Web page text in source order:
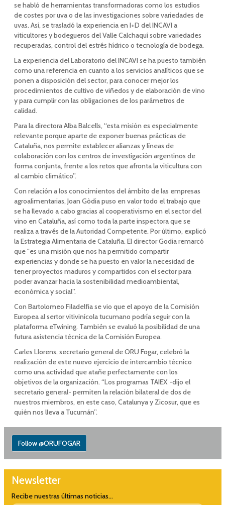
se habló de herramientas transformadoras como los estudios
de costes por uva o de las investigaciones sobre variedades de
uvas. Así, se trasladó la experiencia en I+D del INCAVI a
viticultores y bodegueros del Valle Calchaquí sobre variedades
recuperadas, control del estrés hídrico o tecnología de bodega.
La experiencia del Laboratorio del INCAVI se ha puesto también
como una referencia en cuanto a los servicios analíticos que se
ponen a disposición del sector, para conocer mejor los
procedimientos de cultivo de viñedos y de elaboración de vino
y para cumplir con las obligaciones de los parámetros de
calidad.
Para la directora Alba Balcells, “esta misión es especialmente
relevante porque aparte de exponer buenas prácticas de
Cataluña, nos permite establecer alianzas y líneas de
colaboración con los centros de investigación argentinos de
forma conjunta, frente a los retos que afronta la viticultura con
al cambio climático”.
Con relación a los conocimientos del ámbito de las empresas
agroalimentarias, Joan Gòdia puso en valor todo el trabajo que
se ha llevado a cabo gracias al cooperativismo en el sector del
vino en Cataluña, así como toda la parte inspectora que se
realiza a través de la Autoridad Competente. Por último, explicó
la Estrategia Alimentaria de Cataluña. El director Godia remarcó
que "es una misión que nos ha permitido compartir
experiencias y donde se ha puesto en valor la necesidad de
tener proyectos maduros y compartidos con el sector para
poder avanzar hacia la sostenibilidad medioambiental,
económica y social”.
Con Bartolomeo Filadelfia se vio que el apoyo de la Comisión
Europea al sertor vitivinícola tucumano podría seguir con la
plataforma eTwining. También se evaluó la posibilidad de una
futura asistencia técnica de la Comisión Europea.
Carles Llorens, secretario general de ORU Fogar, celebró la
realización de este nuevo ejercicio de intercambio técnico
como una actividad que atañe perfectamente con los
objetivos de la organización. “Los programas TAIEX -dijo el
secretario general- permiten la relación bilateral de dos de
nuestros miembros, en este caso, Catalunya y Zicosur, que es
quién nos lleva a Tucumán”.
Follow @ORUFOGAR
Newsletter
Recibe nuestras últimas noticias...